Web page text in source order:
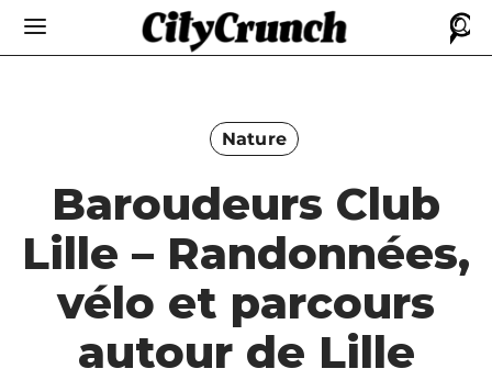
Nature
Baroudeurs Club
Lille – Randonnées,
vélo et parcours
autour de Lille